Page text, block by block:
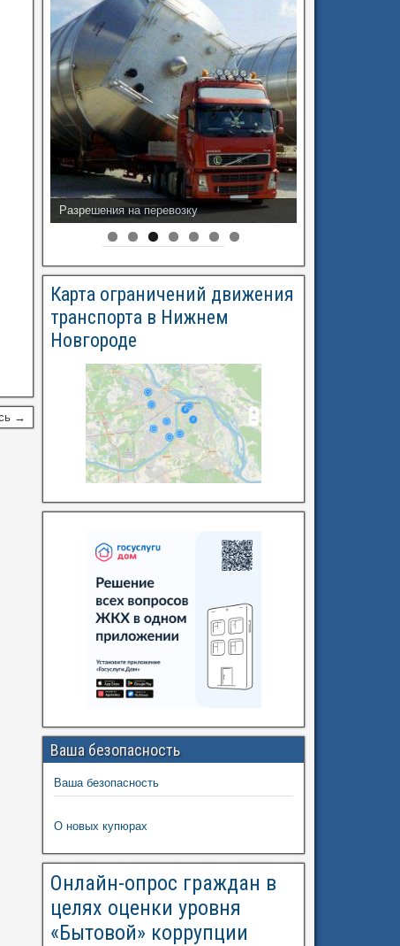
→
Разрешения на перевозку
Карта ограничений движения
транспорта в Нижнем
Новгороде
Ваша безопасность
Ваша безопасность
О новых купюрах
Онлайн-опрос граждан в
целях оценки уровня
«Бытовой» коррупции